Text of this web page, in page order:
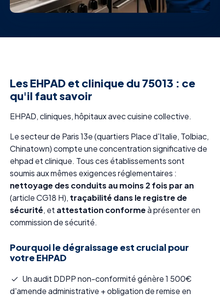
Les EHPAD et clinique du 75013 : ce
qu'il faut savoir
EHPAD, cliniques, hôpitaux avec cuisine collective.
Le secteur de Paris 13e (quartiers Place d'Italie, Tolbiac,
Chinatown) compte une concentration significative de
ehpad et clinique. Tous ces établissements sont
soumis aux mêmes exigences réglementaires :
nettoyage des conduits au moins 2 fois par an
(article CG18 H), traçabilité dans le registre de
sécurité, et attestation conformeà présenter en
commission de sécurité.
Pourquoi le dégraissage est crucial pour
votre EHPAD
Un audit DDPP non-conformité génère 1 500€
d'amende administrative + obligation de remise en